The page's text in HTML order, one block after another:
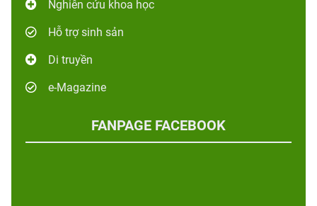
Nghiên cứu khoa học
Hỗ trợ sinh sản
Di truyền
e-Magazine
FANPAGE FACEBOOK